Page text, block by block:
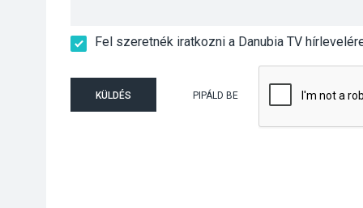
Fel szeretnék iratkozni a Danubia TV
KÜLDÉS PIPÁLD BE